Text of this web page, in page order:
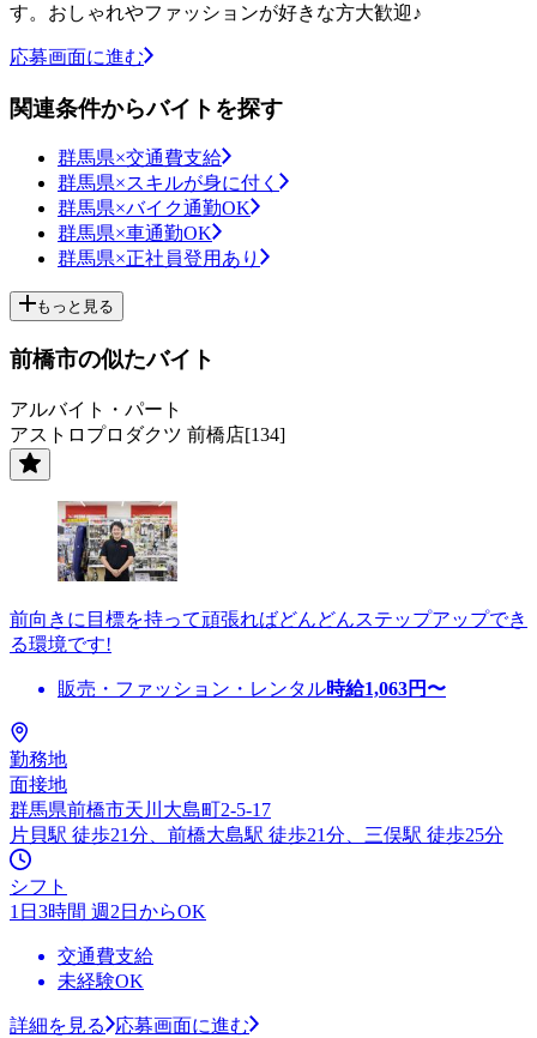
す。おしゃれやファッションが好きな方大歓迎♪
応募画面に進む
関連条件からバイトを探す
群馬県×交通費支給
群馬県×スキルが身に付く
群馬県×バイク通勤OK
群馬県×車通勤OK
群馬県×正社員登用あり
もっと見る
前橋市の似たバイト
アルバイト・パート
アストロプロダクツ 前橋店[134]
前向きに目標を持って頑張ればどんどんステップアップでき
る環境です!
販売・ファッション・レンタル時給1,063円〜
勤務地
面接地
群馬県前橋市天川大島町2-5-17
片貝駅 徒歩21分、前橋大島駅 徒歩21分、三俣駅 徒歩25分
シフト
1日3時間 週2日からOK
交通費支給
未経験OK
詳細を見る
応募画面に進む